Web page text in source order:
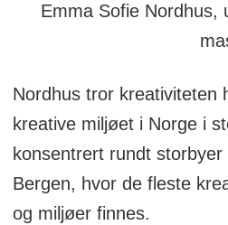
Emma Sofie Nordhus,
Nordhus tror kreativiteten
kreative miljøet i Norge i
konsentrert rundt
Bergen, hvor de fleste
og miljøer finnes.